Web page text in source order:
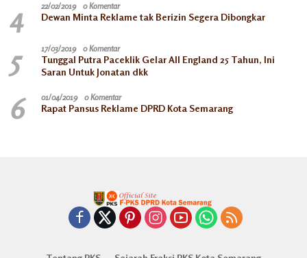
4 22/02/2019 0 Komentar
Dewan Minta Reklame tak Berizin Segera Dibongkar
5 17/03/2019 0 Komentar
Tunggal Putra Paceklik Gelar All England 25 Tahun, Ini
Saran Untuk Jonatan dkk
6 01/04/2019 0 Komentar
Rapat Pansus Reklame DPRD Kota Semarang